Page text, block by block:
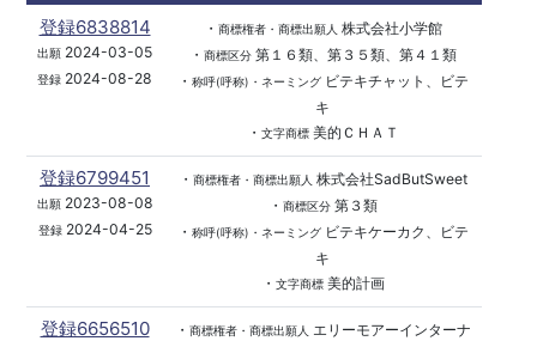
登録6838814
出願 2024-03-05
登録 2024-08-28
・ 商標権者・商標出願人 株式会社小学館
・ 商標区分第１６類、第３５類、第４１類
・ 称呼(呼称)・ネーミングビテキチャット、ビテ
キ
・ 文字商標美的ＣＨＡＴ
登録6799451
出願2023-08-08
登録2024-04-25
・ 商標権者・商標出願人 株式会社SadButSweet
・ 商標区分第３類
・ 称呼(呼称)・ネーミングビテキケーカク、ビテ
キ
・ 文字商標美的計画
登録6656510 ・ 商標権者・商標出願人
エリーモアーインターナ